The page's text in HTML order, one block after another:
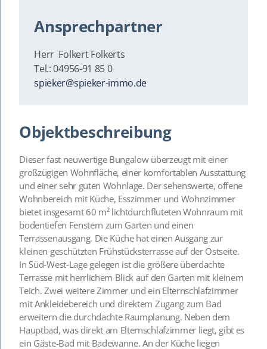
Ansprechpartner
Herr Folkert Folkerts
Tel.: 04956-91 85 0
spieker@spieker-immo.de
Objektbeschreibung
Dieser fast neuwertige Bungalow überzeugt mit einer
großzügigen Wohnfläche, einer komfortablen Ausstattung
und einer sehr guten Wohnlage. Der sehenswerte, offene
Wohnbereich mit Küche, Esszimmer und Wohnzimmer
bietet insgesamt 60 m² lichtdurchfluteten Wohnraum mit
bodentiefen Fenstern zum Garten und einen
Terrassenausgang. Die Küche hat einen Ausgang zur
kleinen geschützten Frühstücksterrasse auf der Ostseite.
In Süd-West-Lage gelegen ist die größere überdachte
Terrasse mit herrlichem Blick auf den Garten mit kleinem
Teich. Zwei weitere Zimmer und ein Elternschlafzimmer
mit Ankleidebereich und direktem Zugang zum Bad
erweitern die durchdachte Raumplanung. Neben dem
Hauptbad, was direkt am Elternschlafzimmer liegt, gibt es
ein Gäste-Bad mit Badewanne. An der Küche liegen